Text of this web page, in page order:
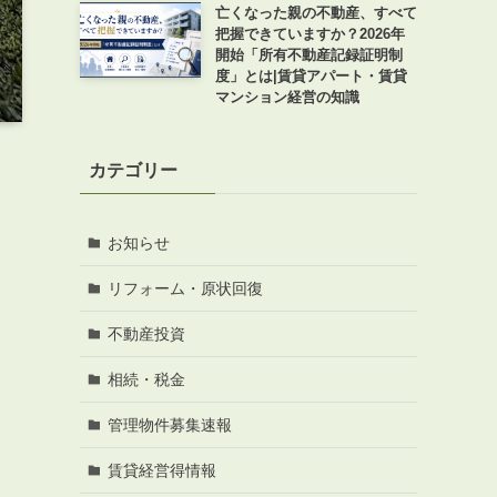
亡くなった親の不動産、すべて
把握できていますか？2026年
開始「所有不動産記録証明制
度」とは|賃貸アパート・賃貸
マンション経営の知識
カテゴリー
お知らせ
リフォーム・原状回復
不動産投資
相続・税金
管理物件募集速報
賃貸経営得情報